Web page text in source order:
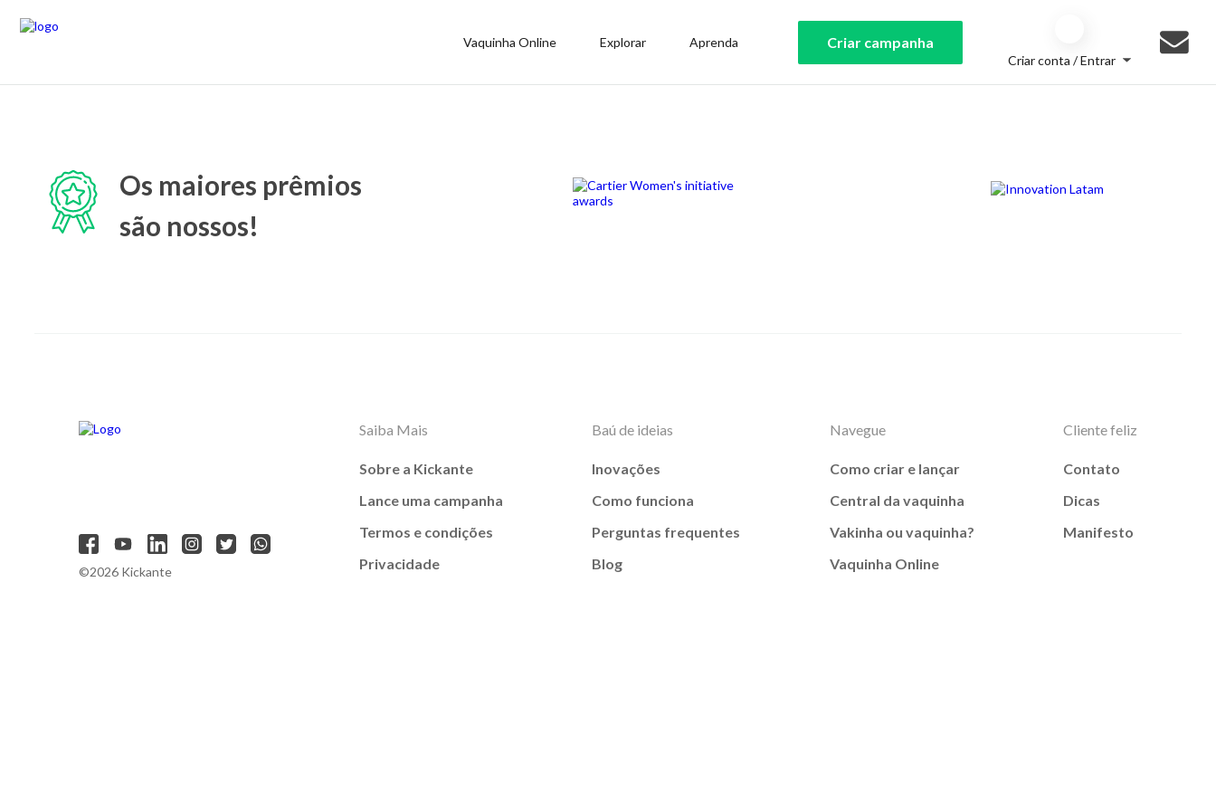
Vaquinha Online Explorar Aprenda Criar campanha
Criar conta / Entrar
Os maiores prêmios
são nossos!
©2026 Kickante
Saiba Mais
Sobre a Kickante
Lance uma campanha
Termos e condições
Privacidade
Baú de ideias
Inovações
Como funciona
Perguntas frequentes
Blog
Navegue
Como criar e lançar
Central da vaquinha
Vakinha ou vaquinha?
Vaquinha Online
Cliente feliz
Contato
Dicas
Manifesto